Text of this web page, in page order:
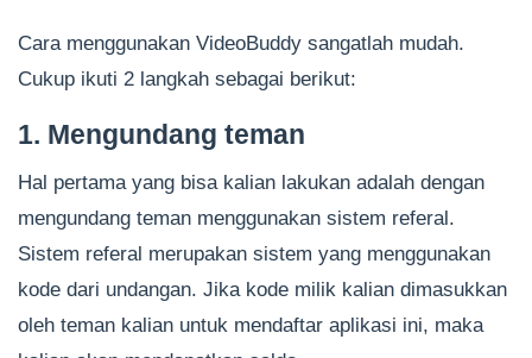
Cara menggunakan VideoBuddy sangatlah mudah.
Cukup ikuti 2 langkah sebagai berikut:
1. Mengundang teman
Hal pertama yang bisa kalian lakukan adalah dengan
mengundang teman menggunakan sistem referal.
Sistem referal merupakan sistem yang menggunakan
kode dari undangan. Jika kode milik kalian dimasukkan
oleh teman kalian untuk mendaftar aplikasi ini, maka